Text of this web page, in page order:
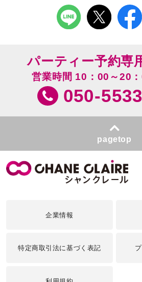
パーティー予約専
営業時間 10：00～20
050-
pagetop
企業情報
特定商取引法に基づく表記